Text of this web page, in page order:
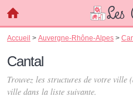
Accueil > Auvergne-Rhône-Alpes >
Cantal
Trouvez les structures de votre ville
ville dans la liste suivante.